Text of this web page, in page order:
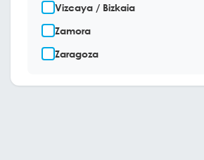
Vizcaya / Bizkaia
Zamora
Zaragoza